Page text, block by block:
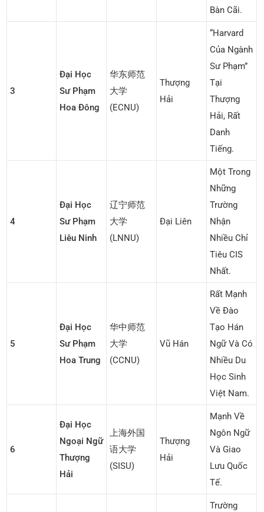
Bàn Cãi.
3
Đại Học
Sư Phạm
Hoa Đông
华东师范
大学
(ECNU)
Thượng
Hải
“Harvard
Của Ngành
Sư Phạm”
Tại
Thượng
Hải, Rất
Danh
Tiếng.
4
Đại Học
Sư Phạm
Liêu Ninh
辽宁师范
大学
(LNNU)
Đại Liên
Một Trong
Những
Trường
Nhận
Nhiều Chỉ
Tiêu CIS
Nhất.
5
Đại Học
Sư Phạm
Hoa Trung
华中师范
大学
(CCNU)
Vũ Hán
Rất Mạnh
Về Đào
Tạo Hán
Ngữ Và Có
Nhiều Du
Học Sinh
Việt Nam.
6
Đại Học
Ngoại Ngữ
Thượng
Hải
上海外国
语大学
(SISU)
Thượng
Hải
Mạnh Về
Ngôn Ngữ
Và Giao
Lưu Quốc
Tế.
Trường